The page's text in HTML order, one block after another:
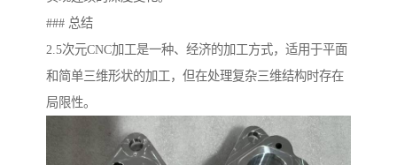
### 总结
2.5次元CNC加工是一种、经济的加工方式，适用于平面
和简单三维形状的加工，但在处理复杂三维结构时存在
局限性。